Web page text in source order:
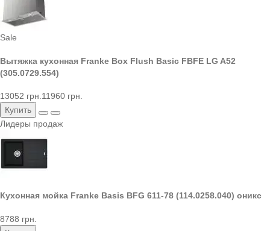
Sale
Вытяжка кухонная Franke Box Flush Basic FBFE LG A52
(305.0729.554)
13052 грн.11960 грн.
Купить
Лидеры продаж
Кухонная мойка Franke Basis BFG 611-78 (114.0258.040) оникс
8788 грн.